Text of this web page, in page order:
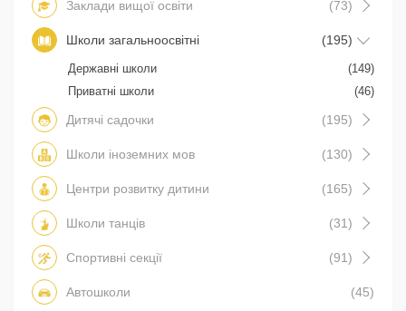
Заклади вищої освіти (73)
Школи загальноосвітні (195)
Державні школи
(149)
Приватні школи
(46)
Дитячі садочки (195)
Школи іноземних мов (130)
Центри розвитку дитини (165)
Школи танців (31)
Спортивні секції (91)
Автошколи (45)